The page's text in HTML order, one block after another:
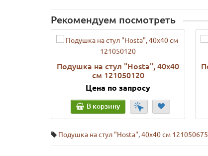
Рекомендуем посмотреть
Подушка на стул "Нosta", 40х40
см 121050120
Цена по запросу
В корзину
Подушка на стул "Нosta",40х40 см 121050675